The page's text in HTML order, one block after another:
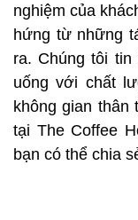
nghiệm của
hứng từ những
ra. Chúng tôi
uống với chất
không gian thân
tại The Coffee
bạn có thể chia